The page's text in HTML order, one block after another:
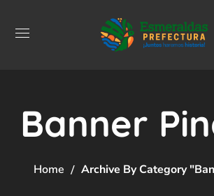
Banner
Home Archive By Category